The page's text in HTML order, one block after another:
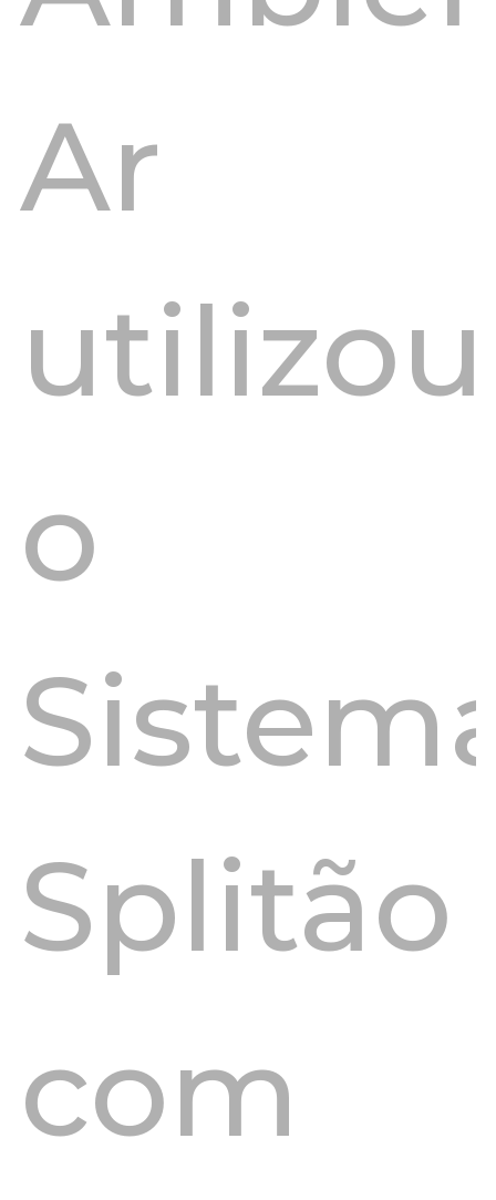
Ar
utilizou
o
Splitão
com